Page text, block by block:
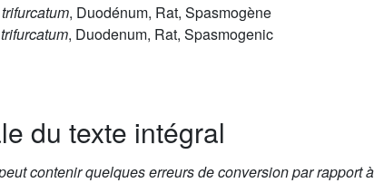
, Duodénum, Rat, Spasmogène
, Duodenum, Rat, Spasmogenic
du texte intégral
contenir quelques erreurs de conversion par rapport